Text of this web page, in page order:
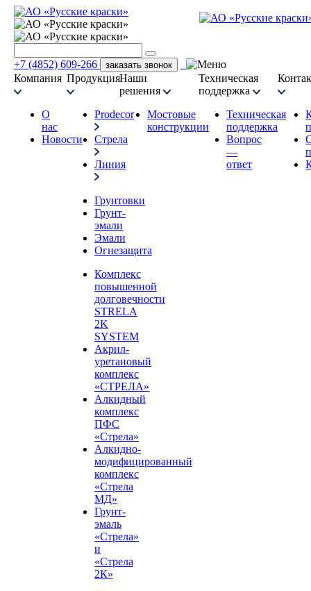
+7 (4852) 609-266 заказать звонок
Компания ПродукцияНаши
решения
Техническая
поддержка
О
нас
Новости
Prodecor
Стрела
Линия
Грунтовки
Грунт-
эмали
Эмали
Огнезащита
Комплекс
повышенной
долговечности
STRELA
2K
SYSTEM
Акрил-
уретановый
комплекс
«СТРЕЛА»
Алкидный
комплекс
ПФС
«Стрела»
Алкидно-
модифицированный
комплекс
«Стрела
МД»
Грунт-
эмаль
«Стрела»
и
«Стрела
2К»
Мостовые
конструкции
Техническая
поддержка
Вопрос
—
ответ